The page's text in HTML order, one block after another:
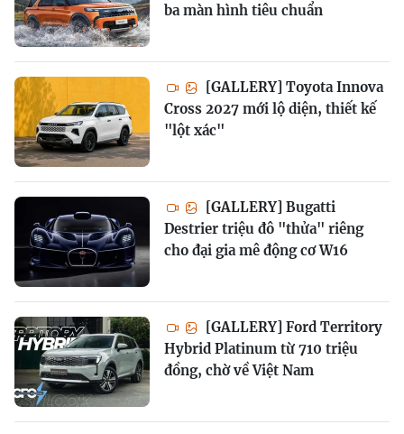
ba màn hình tiêu chuẩn
[GALLERY] Toyota Innova
Cross 2027 mới lộ diện, thiết kế
"lột xác"
[GALLERY] Bugatti
Destrier triệu đô "thửa" riêng
cho đại gia mê động cơ W16
[GALLERY] Ford Territory
Hybrid Platinum từ 710 triệu
đồng, chờ về Việt Nam